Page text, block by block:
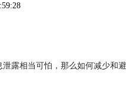
露相当可怕，那么如何减少和